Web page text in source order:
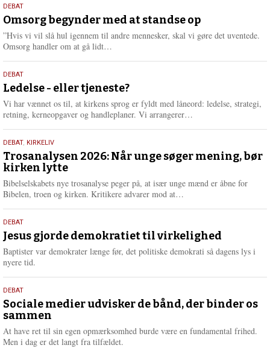
e
r
e
9.
juli
2026
DEBAT
Omsorg begynder med at standse op
”Hvis vi vil slå hul igennem til andre mennesker, skal vi gøre det uventede.
Omsorg handler om at gå lidt…
e
r
e
10.
juni
2026
DEBAT
Ledelse - eller tjeneste?
Vi har vænnet os til, at kirkens sprog er fyldt med låneord: ledelse, strategi,
retning, kerneopgaver og handleplaner. Vi arrangerer…
e
2.
juni
2026
DEBAT, KIRKELIV
Trosanalysen 2026: Når unge søger mening, bør
kirken lytte
Bibelselskabets nye trosanalyse peger på, at især unge mænd er åbne for
Bibelen, troen og kirken. Kritikere advarer mod at…
e
r
e
18.
maj
2026
DEBAT
Jesus gjorde demokratiet til virkelighed
Baptister var demokrater længe før, det politiske demokrati så dagens lys i
nyere tid.
18.
maj
2026
DEBAT
Sociale medier udvisker de bånd, der binder os
sammen
At have ret til sin egen opmærksomhed burde være en fundamental frihed.
Men i dag er det langt fra tilfældet.